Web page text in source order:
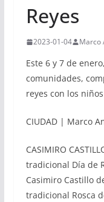
Reyes
2023-01-04 Marco
Este 6 y 7 de
comunidades,
reyes con los
CIUDAD | Marco
CASIMIRO
tradicional Día de
Casimiro Castillo
tradicional Rosca